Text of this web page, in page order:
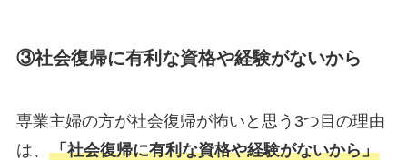
③社会復帰に有利な資格や経験がないから
専業主婦の方が社会復帰が怖いと思う3つ目の理由
は、 「社会復帰に有利な資格や経験がないから」